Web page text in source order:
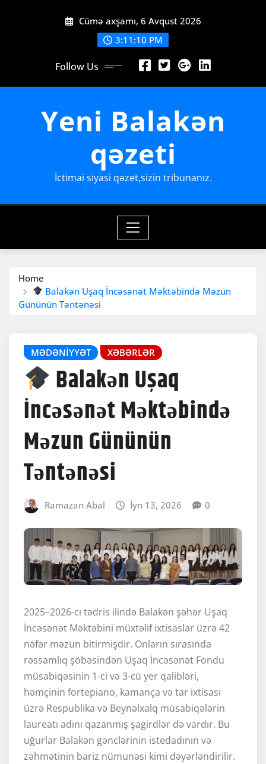
Cümə axşamı, 6 Avqust 2026
3:11:12 PM
Follow Us
Yeni Balakən
qəzeti
İctimai siyasi qəzet,sizin tribunanız.
Home
Balakən Uşaq İncəsənət Məktəbində Məzun
Gününün Təntənəsi
MƏDƏNIYYƏT XƏBƏRLƏR
Balakən Uşaq
İncəsənət Məktəbində
Məzun Gününün
Təntənəsi
Ramazan Abal İyn 13, 2026 0
2025–2026-cı tədris ilində Balakən şəhər Uşaq
İncəsənət Məktəbini müxtəlif ixtisaslar üzrə 42
nəfər məzun bitirmişdir. Onların sırasında
rəssamlıq şöbəsindən Uşaq İncəsənət Fondu
müsabiqəsinin 1-ci və 3-cü yer qalibləri,
həmçinin fortepiano, kamança və tar ixtisası
üzrə Respublika və Beynəlxalq müsabiqələrin
laureatı adını qazanmış şagirdlər də vardır. Bu
uğurlar Balakən gənclərinin istedadının və
zəhmətinin bariz nümunəsi kimi dəyərləndirilir.